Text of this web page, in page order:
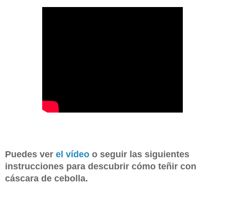
Puedes ver el vídeo o seguir las siguientes
instrucciones para descubrir cómo teñir con
cáscara de cebolla.